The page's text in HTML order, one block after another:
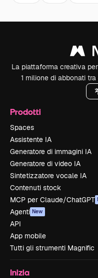
La piattaforma creativa
1 milione di abbonati
Prodotti
Spaces
Assistente IA
Generatore di immagini IA
Generatore di video IA
Sintetizzatore vocale IA
Contenuti stock
MCP per Claude/ChatGPT
Agenti New
API
App mobile
Tutti gli strumenti Magnific
Inizia